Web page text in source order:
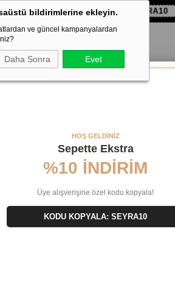
bildirimlerine ekleyin.
ve güncel kampanyalardan
Daha Sonra Evet
İNDİRİM HEDİYE ÇEKİ! KOD: SEYRA10
HOŞ GELDİNİZ
Sepette Ekstra
%10 İNDİRİM
Üye alışverişine özel kodu kopyala!
KODU KOPYALA: SEYRA10